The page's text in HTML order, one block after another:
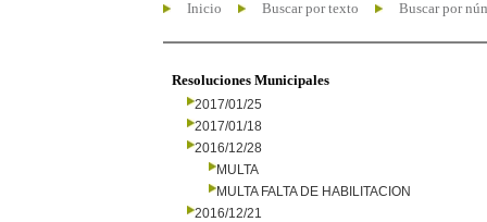
Inicio Buscar por texto Buscar por
Resoluciones Municipales
2017/01/25
2017/01/18
2016/12/28
MULTA
MULTA FALTA DE HABILITACION
2016/12/21